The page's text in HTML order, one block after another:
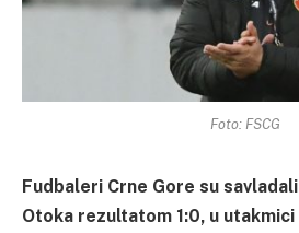
Foto: FSCG
Fudbaleri Crne Gore su
Otoka rezultatom 1:0, u